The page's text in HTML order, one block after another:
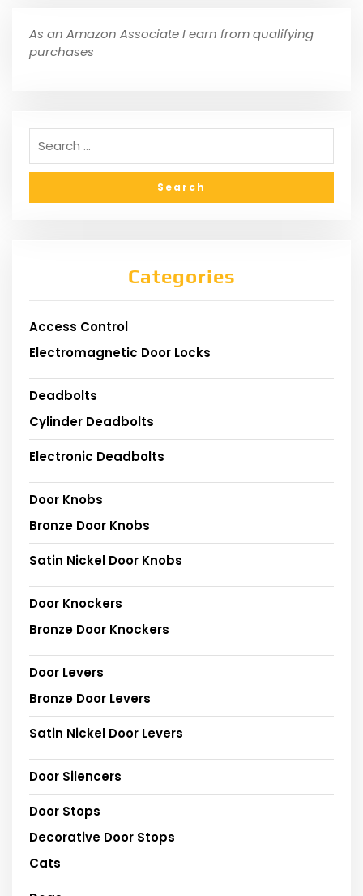
As an Amazon Associate I earn from qualifying
purchases
Categories
Access Control
Electromagnetic Door Locks
Deadbolts
Cylinder Deadbolts
Electronic Deadbolts
Door Knobs
Bronze Door Knobs
Satin Nickel Door Knobs
Door Knockers
Bronze Door Knockers
Door Levers
Bronze Door Levers
Satin Nickel Door Levers
Door Silencers
Door Stops
Decorative Door Stops
Cats